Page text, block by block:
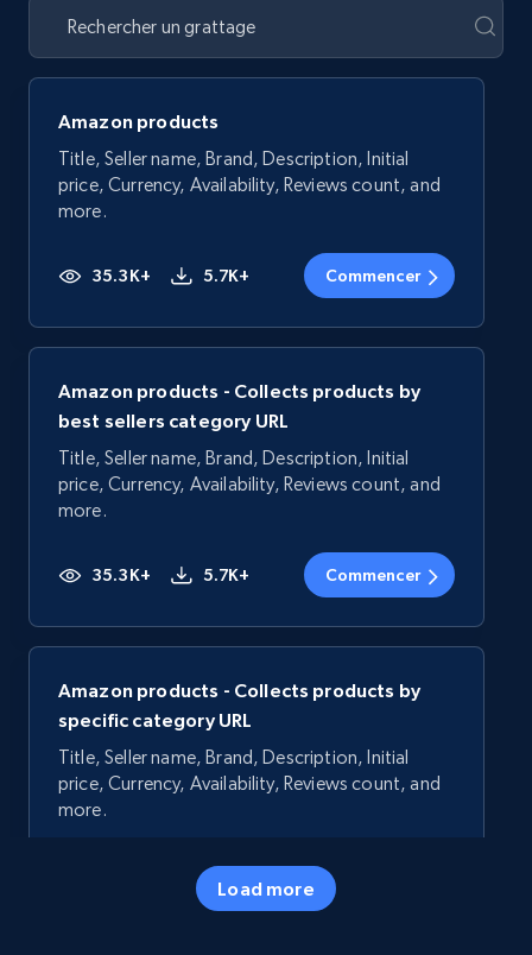
Amazon products
Title, Seller name, Brand, Description, Initial
price, Currency, Availability, Reviews count, and
more.
35.3K+ 5.7K+ Commencer
Amazon products - Collects products by
best sellers category URL
Title, Seller name, Brand, Description, Initial
price, Currency, Availability, Reviews count, and
more.
35.3K+ 5.7K+ Commencer
Amazon products - Collects products by
specific category URL
Title, Seller name, Brand, Description, Initial
price, Currency, Availability, Reviews count, and
more.
5.7K+ Commencer
Load more